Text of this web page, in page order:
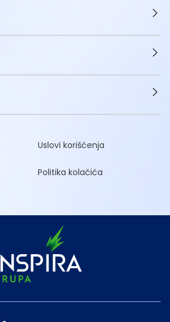
Uslovi korišćenja
Politika kolačića